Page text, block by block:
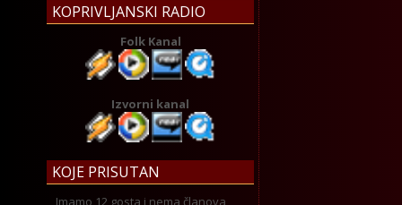
KOPRIVLJANSKI RADIO
Folk Kanal
Izvorni kanal
KOJE PRISUTAN
Imamo 12 gosta i nema članova